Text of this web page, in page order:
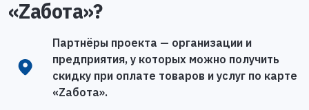
«Zабота»?
Партнёры проекта — организации и
предприятия, у которых можно получить
скидку при оплате товаров и услуг по карте
«Zабота».